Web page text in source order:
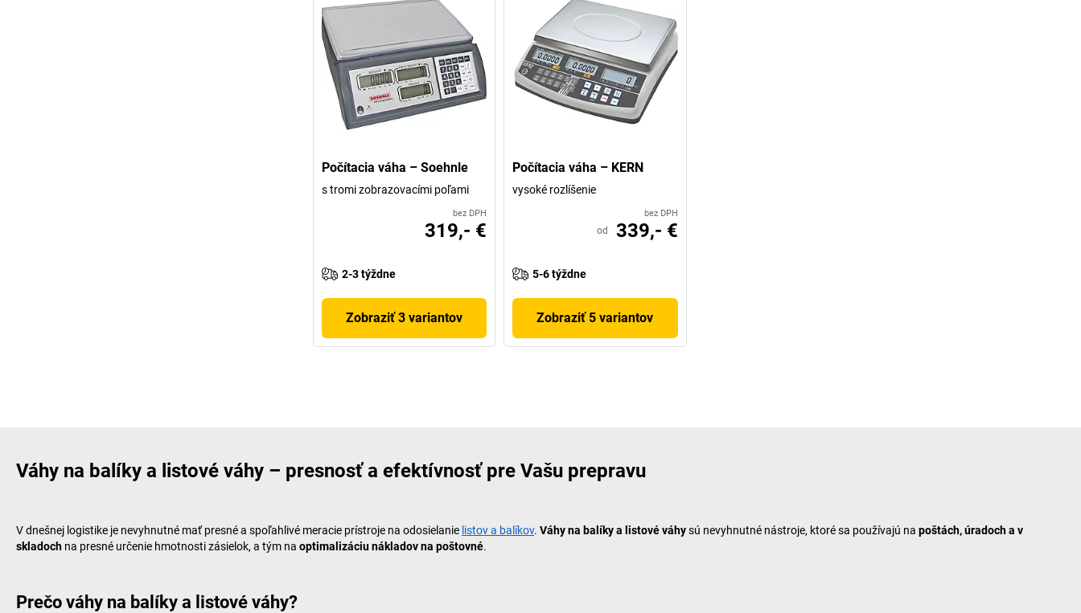
Počítacia váha – Soehnle
s tromi zobrazovacími poľami
bez DPH
319,- €
2-3 týždne
Zobraziť 3 variantov
Počítacia váha – KERN
vysoké rozlíšenie
bez DPH
od 339,- €
5-6 týždne
Zobraziť 5 variantov
Váhy na balíky a listové váhy – presnosť a efektívnosť pre Vašu prepravu
V dnešnej logistike je nevyhnutné mať presné a spoľahlivé meracie prístroje na odosielanie listov a balíkov. Váhy na balíky a listové váhysú nevyhnutné nástroje, ktoré sa používajú na poštách, úradoch a v
skladoch na presné určenie hmotnosti zásielok, a tým na optimalizáciu nákladov na poštovné.
Prečo váhy na balíky a listové váhy?